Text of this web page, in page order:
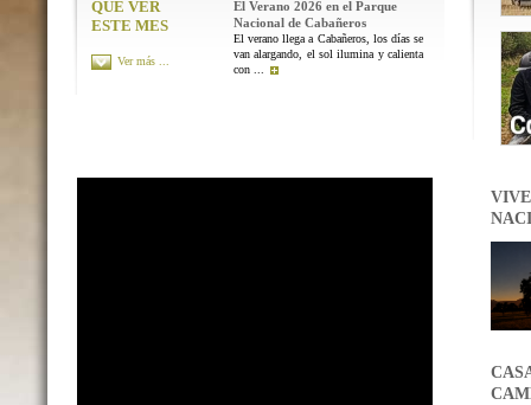
QUE VER
ESTE MES
El Verano 2026 en el Parque
Nacional de Cabañeros
El verano llega a Cabañeros, los días se
van alargando, el sol ilumina y calienta
con ...
Ver más ...